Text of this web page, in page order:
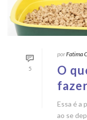
5
porFatima
O
Essa é a
ao se